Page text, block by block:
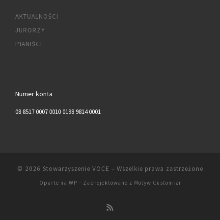
AKTUALNOŚCI
JURORZY
PIANIŚCI
Numer konta
08 8517 0007 0010 0198 9814 0001
© 2026 Stowarzyszenie VOCE – Wszelkie prawa zastrzeżone
Oparte na WP – Zaprojektowano z Motyw Customizr